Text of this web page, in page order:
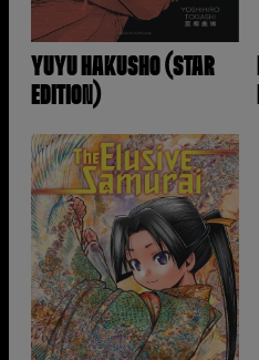
YUYU HAKUSHO (STAR
EDITION)